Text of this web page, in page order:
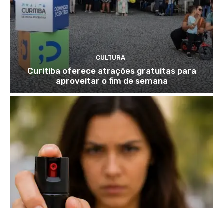
CULTURA
Curitiba oferece atrações gratuitas para
aproveitar o fim de semana